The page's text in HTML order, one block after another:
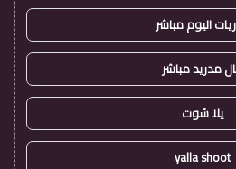
اليوم مباشر
مدريد مباشر
يلا شوت
yalla shoot